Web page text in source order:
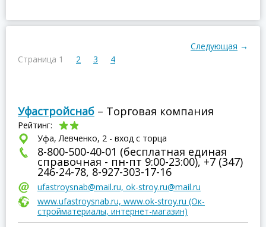
Следующая →
Страница 1
2 3 4
Уфастройснаб – Торговая компания
Рейтинг:
Уфа, Левченко, 2 - вход с торца
8-800-500-40-01 (бесплатная единая
справочная - пн-пт 9:00-23:00), +7 (347)
246-24-78, 8-927-303-17-16
ufastroysnab@mail.ru, ok-stroy.ru@mail.ru
www.ufastroysnab.ru, www.ok-stroy.ru (Ок-
стройматериалы, интернет-магазин)